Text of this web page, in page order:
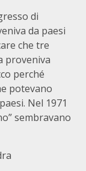
di
da paesi
che tre
proveniva
perché
potevano
Nel 1971
sembravano